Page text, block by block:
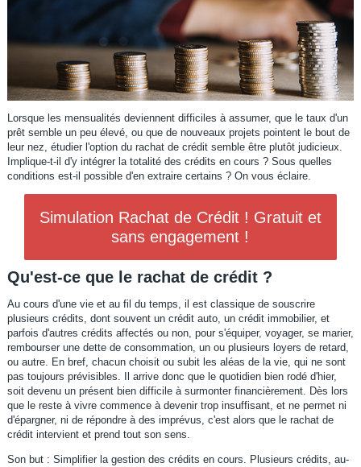
Lorsque les mensualités deviennent difficiles à assumer, que le taux d'un
prêt semble un peu élevé, ou que de nouveaux projets pointent le bout de
leur nez, étudier l'option du rachat de crédit semble être plutôt judicieux.
Implique-t-il d'y intégrer la totalité des crédits en cours ? Sous quelles
conditions est-il possible d'en extraire certains ? On vous éclaire.
Simulation Rachat de Crédit ! Gratuit et
sans engagement !
Qu'est-ce que le rachat de crédit ?
Au cours d'une vie et au fil du temps, il est classique de souscrire
plusieurs crédits, dont souvent un crédit auto, un crédit immobilier, et
parfois d'autres crédits affectés ou non, pour s'équiper, voyager, se marier,
rembourser une dette de consommation, un ou plusieurs loyers de retard,
ou autre. En bref, chacun choisit ou subit les aléas de la vie, qui ne sont
pas toujours prévisibles. Il arrive donc que le quotidien bien rodé d'hier,
soit devenu un présent bien difficile à surmonter financièrement. Dès lors
que le reste à vivre commence à devenir trop insuffisant, et ne permet ni
d'épargner, ni de répondre à des imprévus, c'est alors que le rachat de
crédit intervient et prend tout son sens.
Son but : Simplifier la gestion des crédits en cours. Plusieurs crédits, au-